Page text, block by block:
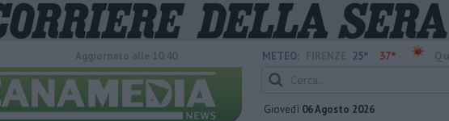
METEO: 25° 37°
Giovedì 06 Agosto 2026